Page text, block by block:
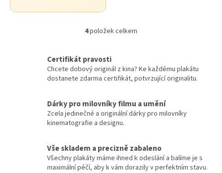
Matt Damon 41
Antonio Banderas 40
Ivana Chýlková 40
Lukáš Vaculík 40
Jaroslav Dušek 39
O
l
á
d
a
í
p
r
v
y
v
ý
4položek celkem
Certifikát pravosti
Chcete dobový originál z kina? Ke každému plakátu
dostanete zdarma certifikát, potvrzující originalitu.
Dárky pro milovníky filmu a umění
Zcela jedinečné a originální dárky pro milovníky
kinematografie a designu.
Vše skladem a precizně zabaleno
Všechny plakáty máme ihned k odeslání a balíme je s
maximální péčí, aby k vám dorazily v perfektním stavu.